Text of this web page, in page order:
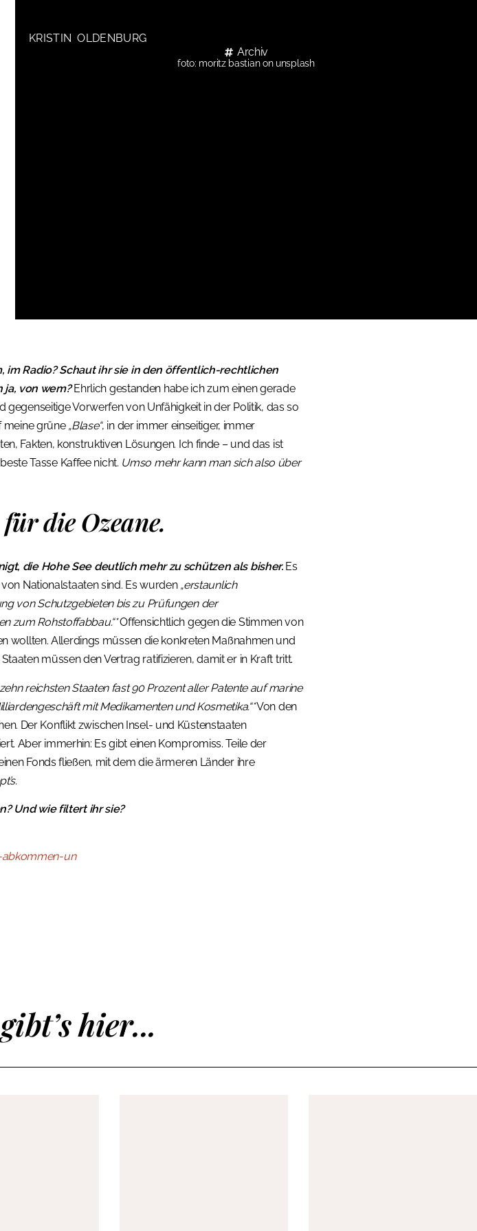
KRISTIN OLDENBURG
Archiv
foto: moritz bastian on unsplash
im Radio? Schaut ihr sie in den öffentlich-rechtlichen
ja, von wem?Ehrlich gestanden habe ich zum einen gerade
Vorwerfen von Unfähigkeit in der Politik, das so
meine grüne „Blase“, in der immer einseitiger, immer
Fakten, konstruktiven Lösungen. Ich finde – und das ist
Tasse Kaffee nicht. Umso mehr kann man sich also über
die Ozeane.
die Hohe See deutlich mehr zu schützen als bisher.Es
Nationalstaaten sind. Es wurden „erstaunlich
von Schutzgebieten bis zu Prüfungen der
zum Rohstoffabbau.“*Offensichtlich gegen die Stimmen von
wollten. Allerdings müssen die konkreten Maßnahmen und
müssen den Vertrag ratifizieren, damit er in Kraft tritt.
reichsten Staaten fast 90 Prozent aller Patente auf marine
mit Medikamenten und Kosmetika.“*Von den
Der Konflikt zwischen Insel- und Küstenstaaten
Aber immerhin: Es gibt einen Kompromiss. Teile der
Fonds fließen, mit dem die ärmeren Länder ihre
Und wie filtert ihr sie?
un
hier...